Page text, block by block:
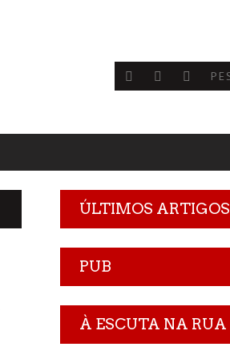
ÚLTIMOS ARTIGOS
PUB
À ESCUTA NA RUA